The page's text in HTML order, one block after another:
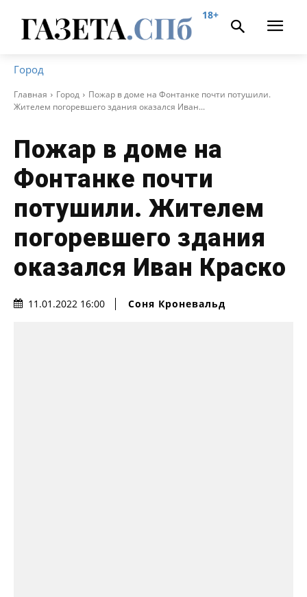
18+
Город
Главная Город
Пожар в доме на Фонтанке почти потушили.
Жителем погоревшего здания оказался Иван...
Пожар в доме на
Фонтанке почти
потушили. Жителем
погоревшего здания
оказался Иван Краско
11.01.2022 16:00 Соня Кроневальд